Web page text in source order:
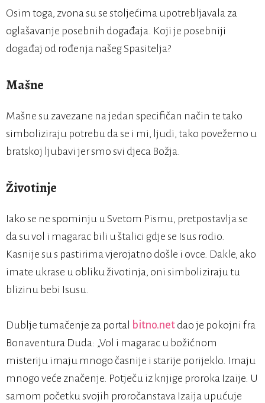
Osim toga, zvona su se stoljećima upotrebljavala za
oglašavanje posebnih događaja. Koji je posebniji
događaj od rođenja našeg Spasitelja?
Mašne
Mašne su zavezane na jedan specifičan način te tako
simboliziraju potrebu da se i mi, ljudi, tako povežemo u
bratskoj ljubavi jer smo svi djeca Božja.
Životinje
Iako se ne spominju u Svetom Pismu, pretpostavlja se
da su vol i magarac bili u štalici gdje se Isus rodio.
Kasnije su s pastirima vjerojatno došle i ovce. Dakle, ako
imate ukrase u obliku životinja, oni simboliziraju tu
blizinu bebi Isusu.
Dublje tumačenje za portal bitno.net dao je pokojni fra
Bonaventura Duda: „Vol i magarac u božićnom
misteriju imaju mnogo časnije i starije porijeklo. Imaju
mnogo veće značenje. Potječu iz knjige proroka Izaije. U
samom početku svojih proročanstava Izaija upućuje